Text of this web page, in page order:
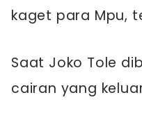
kaget para Mpu,
Saat Joko Tole
cairan yang